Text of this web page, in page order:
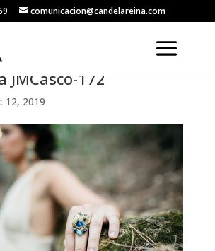
comunicacion@candelareina.com
JMCasco-172
12, 2019